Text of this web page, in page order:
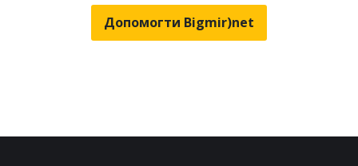
Допомогти Bigmir)net